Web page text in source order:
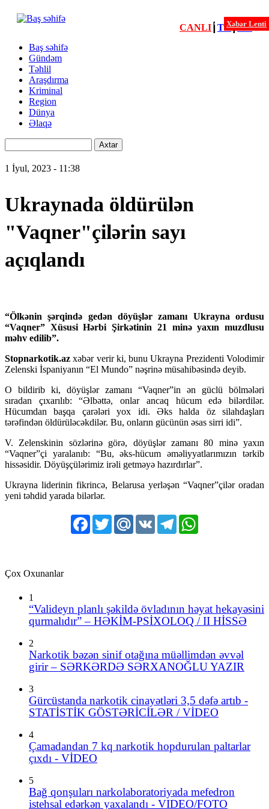
Xəbərlər
Xəbər Lenti
CANLI ┃ TV┃FM
Menu
second
Baş səhifə
Gündəm
Təhlil
Araşdırma
Kriminal
Region
Dünya
Əlaqə
1 İyul, 2023 - 11:38
Ukraynada öldürülən
"Vaqner"çilərin sayı
açıqlandı
“Ölkənin şərqində gedən döyüşlər zamanı Ukrayna ordusu
“Vaqner” Xüsusi Hərbi Şirkətinin 21 minə yaxın muzdlusu
məhv edilib”.
Stopnarkotik.az xəbər verir ki, bunu Ukrayna Prezidenti Volodimir
Zelenski İspaniyanın “El Mundo” nəşrinə müsahibəsində deyib.
O bildirib ki, döyüşlər zamanı “Vaqner”in ən güclü bölmələri
sıradan çıxarılıb: “Əlbəttə, onlar ancaq hücum edə bilərdilər.
Hücumdan başqa çarələri yox idi. Əks halda öz silahdaşları
tərəfindən öldürüləcəkdilər. Bu, onların gücünün əsas sirri idi”.
V. Zelenskinin sözlərinə görə, döyüşlər zamanı 80 minə yaxın
“Vaqner”çi yaralanıb: “Bu, əks-hücum əməliyyatlarımızın tərkib
hissəsidir. Döyüşçülərimiz irəli getməyə hazırdırlar”.
Ukrayna liderinin fikrincə, Belarusa yerləşən “Vaqner”çilər oradan
yeni təhdid yarada bilərlər.
Facebook
Twitter Mail.RuVK Telegram
Çox Oxunanlar
1
“Valideyn planlı şəkildə övladının həyat hekayəsini
qurmalıdır” – HƏKİM-PSİXOLOQ / II HİSSƏ
2
Narkotik bəzən sinif otağına müəllimdən əvvəl
girir – SƏRKƏRDƏ SƏRXANOĞLU YAZIR
3
Gürcüstanda narkotik cinayətləri 3,5 dəfə artıb -
STATİSTİK GÖSTƏRİCİLƏR / VİDEO
4
Çamadandan 7 kq narkotik hopdurulan paltarlar
çıxdı - VİDEO
5
Bağ qonşuları narkolaboratoriyada mefedron
istehsal edərkən yaxalandı - VIDEO/FOTO